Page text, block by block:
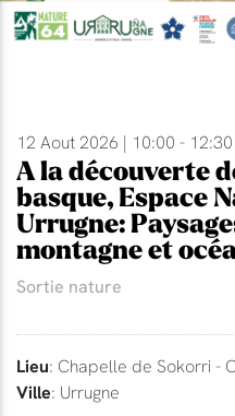
12 Aout 2026 | 10:00 - 12:30
A la découverte
basque, Espace
Urrugne:
montagne et
Sortie nature
Lieu: Chapelle de Sokorri -
Ville: Urrugne